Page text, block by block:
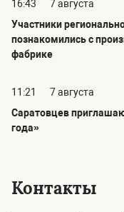
16:43
7 августа
Участники
познакомились с
фабрике
11:21
7 августа
Саратовцев
года»
Контакты